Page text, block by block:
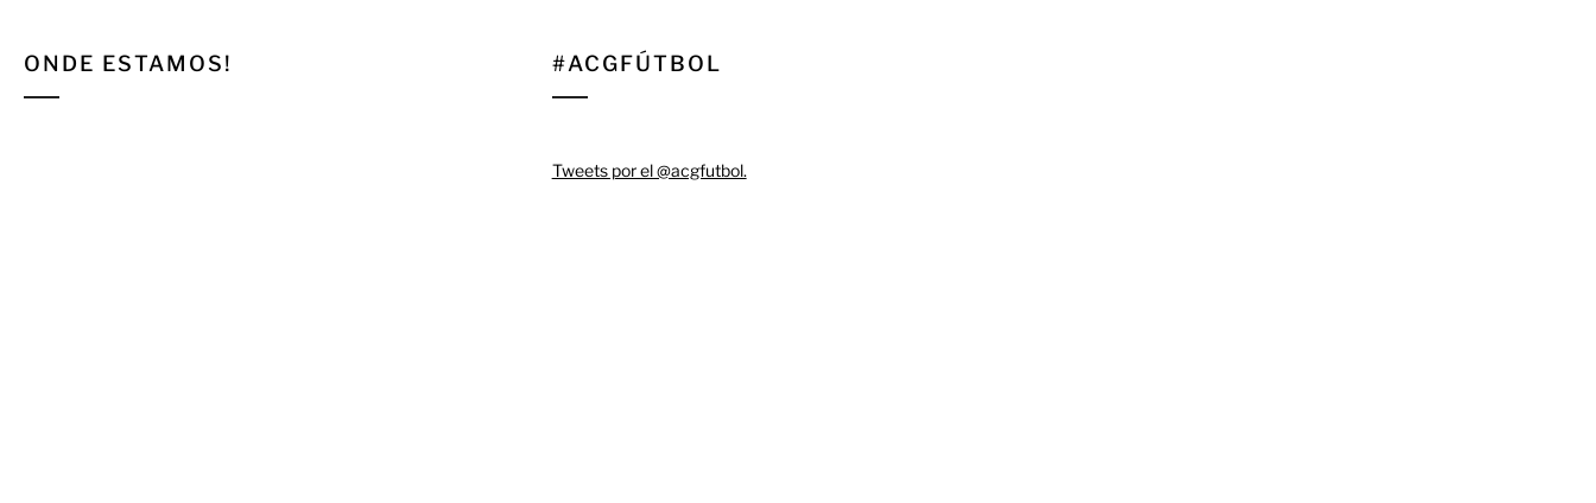
ONDE ESTAMOS! #ACGFÚTBOL
Tweets por el @acgfutbol.